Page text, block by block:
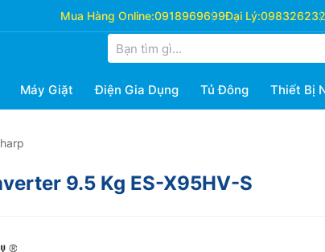
Mua Hàng Online:0918969699Đại Lý:
Máy Giặt Điện Gia Dụng Tủ Đông Thiết Bị
9.5 Kg ES-X95HV-S